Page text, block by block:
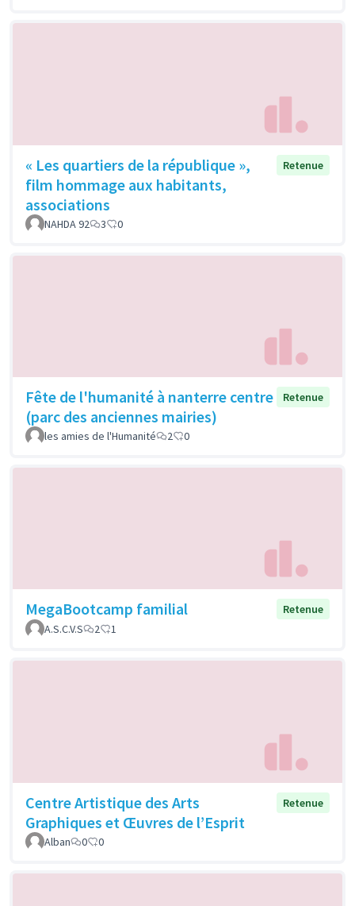
« Les quartiers de la république »,
film hommage aux habitants,
associations
Retenue
NAHDA 92 3 0
Fête de l'humanité à nanterre centre
(parc des anciennes mairies)
Retenue
les amies de l'Humanité 2 0
MegaBootcamp familial
Retenue
A.S.C.V.S
2 1
Centre Artistique des Arts
Graphiques et Œuvres de l’Esprit
Retenue
Alban 0 0